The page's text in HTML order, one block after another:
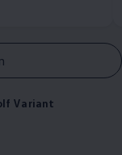
Variant